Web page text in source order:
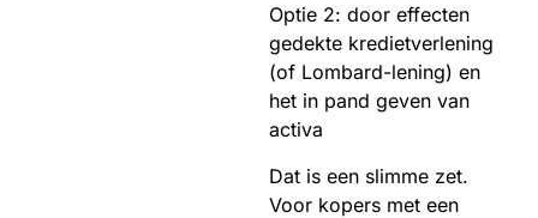
Optie 2: door effecten
gedekte kredietverlening
(of Lombard-lening) en
het in pand geven van
activa
Dat is een slimme zet.
Voor kopers met een